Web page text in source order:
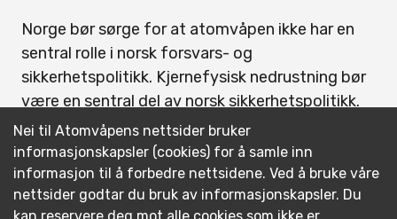
Norge bør sørge for at atomvåpen ikke har en
sentral rolle i norsk forsvars- og
sikkerhetspolitikk. Kjernefysisk nedrustning bør
være en sentral del av norsk sikkerhetspolitikk.
Norge har tidligere hatt en lederrolle i andre
prosesser med å forby inhumane våpen som
særlig rammer sivile, som landminer og
klasebomber.
Nei til Atomvåpens nettsider bruker
informasjonskapsler (cookies) for å samle inn
informasjon til å forbedre nettsidene. Ved å bruke våre
nettsider godtar du bruk av informasjonskapsler. Du